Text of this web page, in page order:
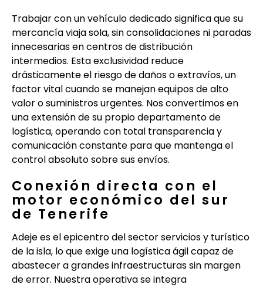
Trabajar con un vehículo dedicado significa que su
mercancía viaja sola, sin consolidaciones ni paradas
innecesarias en centros de distribución
intermedios. Esta exclusividad reduce
drásticamente el riesgo de daños o extravíos, un
factor vital cuando se manejan equipos de alto
valor o suministros urgentes. Nos convertimos en
una extensión de su propio departamento de
logística, operando con total transparencia y
comunicación constante para que mantenga el
control absoluto sobre sus envíos.
Conexión directa con el
motor económico del sur
de Tenerife
Adeje es el epicentro del sector servicios y turístico
de la isla, lo que exige una logística ágil capaz de
abastecer a grandes infraestructuras sin margen
de error. Nuestra operativa se integra